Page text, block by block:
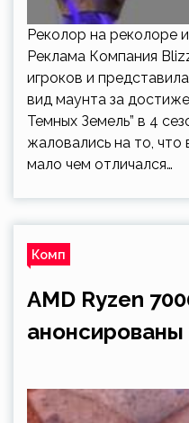
Реколор на реколоре
Реклама Компания
игроков и
вид маунта за
Темных Земель” в 4
жаловались на то, что
мало чем отличался…
Комп
AMD Ryzen